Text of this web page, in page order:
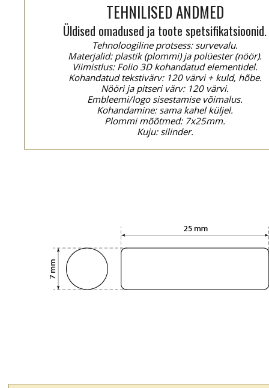
TEHNILISED ANDMED
Üldised omadused ja toote spetsifikatsioonid.
Tehnoloogiline protsess: survevalu.
Materjalid: plastik (plommi) ja polüester (nöör).
Viimistlus: Folio 3D kohandatud elementidel.
Kohandatud tekstivärv: 120 värvi + kuld, hõbe.
Nööri ja pitseri värv: 120 värvi.
Embleemi/logo sisestamise võimalus.
Kohandamine: sama kahel küljel.
Plommi mõõtmed: 7x25mm.
Kuju: silinder.